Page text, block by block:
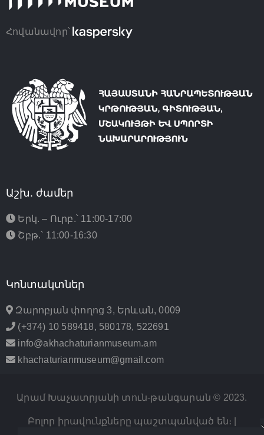
Հովանավոր՝
Աշխ. ժամեր
Երկ. – Ուրբ.՝ 11:00-17:00
Շբթ.՝ 11:00-16:30
Կոնտակտներ
Զարոբյան փողոց 3, Երևան, 0009
(+374) 10 589418, 580178, 522691
info@akhachaturianmuseum.am
khachaturianmuseum@gmail.com
Արամ Խաչատրյանի տուն-թանգարան © 2023.
Բոլոր իրավունքները պաշտպանված են։ |